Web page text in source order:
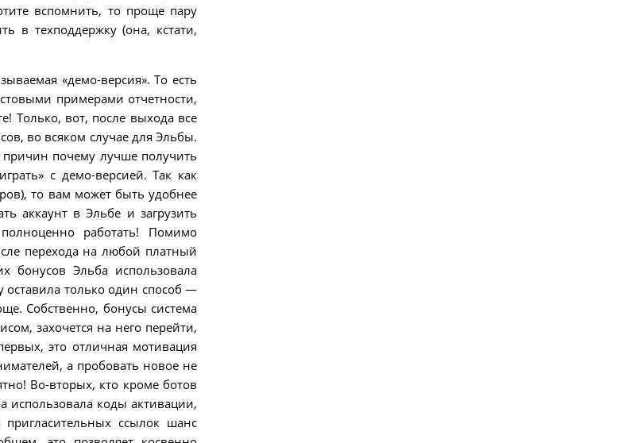
вспомнить, то проще пару
в техподдержку (она, кстати,
«демо-версия». То есть
примерами отчетности,
Только, вот, после выхода все
во всяком случае для Эльбы.
причин почему лучше получить
с демо-версией. Так как
то вам может быть удобнее
аккаунт в Эльбе и загрузить
работать! Помимо
перехода на любой платный
бонусов Эльба использовала
оставила только один способ —
Собственно, бонусы система
захочется на него перейти,
это отличная мотивация
а пробовать новое не
Во-вторых, кто кроме ботов
использовала коды активации,
ссылок шанс